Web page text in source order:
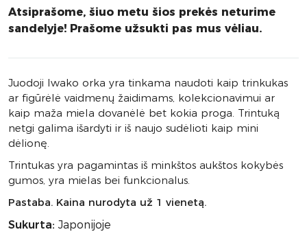
Atsiprašome, šiuo metu šios prekės neturime
sandelyje! Prašome užsukti pas mus vėliau.
Juodoji Iwako orka yra tinkama naudoti kaip trinkukas
ar figūrėlė vaidmenų žaidimams, kolekcionavimui ar
kaip maža miela dovanėlė bet kokia proga. Trintuką
netgi galima išardyti ir iš naujo sudėlioti kaip mini
dėlionę.
Trintukas yra pagamintas iš minkštos aukštos kokybės
gumos, yra mielas bei funkcionalus.
Pastaba. Kaina nurodyta už 1 vienetą.
Sukurta: Japonijoje